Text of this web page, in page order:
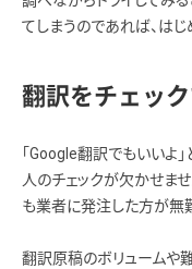
てしまうのであれば、は
翻訳をチェッ
「Google翻訳でもいいよ
人のチェックが欠かせま
も業者に発注した方が無難
翻訳原稿のボリュームや